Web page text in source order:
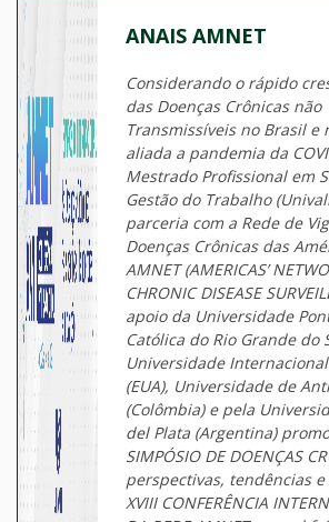
ANAIS AMNET
Considerando o rápido
das Doenças Crônicas não
Transmissíveis no Brasil e
aliada a pandemia da
Mestrado Profissional em
Gestão do Trabalho
parceria com a Rede de
Doenças Crônicas das
AMNET (AMERICAS’
CHRONIC DISEASE
apoio da Universidade
Católica do Rio Grande do
Universidade
(EUA), Universidade de
(Colômbia) e pela
del Plata (Argentina)
SIMPÓSIO DE DOENÇAS
perspectivas, tendências e
XVIII CONFERÊNCIA